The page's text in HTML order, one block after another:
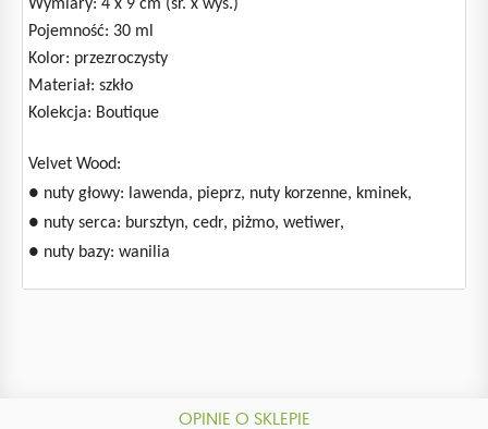
Wymiary: 4 x 9 cm (śr. x wys.)
Pojemność: 30 ml
Kolor: przezroczysty
Materiał: szkło
Kolekcja: Boutique
Velvet Wood:
● nuty głowy: lawenda, pieprz, nuty korzenne, kminek,
● nuty serca: bursztyn, cedr, piżmo, wetiwer,
● nuty bazy: wanilia
OPINIE O SKLEPIE